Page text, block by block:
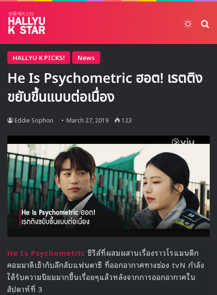
HALLYU K PICKS! News
He Is Psychometric ฮอต! เรตติง
ขยับขึ้นแบบต่อเนื่อง
Eddie Sophon March 27, 2019 123
He Is Psychometric ซีรีส์ที่ผสมผสานเรื่องราวโรแมนติก
คอมมาดีเข้ากับลึกลับแฟนตาซี ที่ออกอากาศทางช่อง tvN กำลัง
ได้รับความนิยมมากขึ้นเรื่อยๆแล้วหลังจากการออกอากาศใน
สัปดาห์ที่ 3